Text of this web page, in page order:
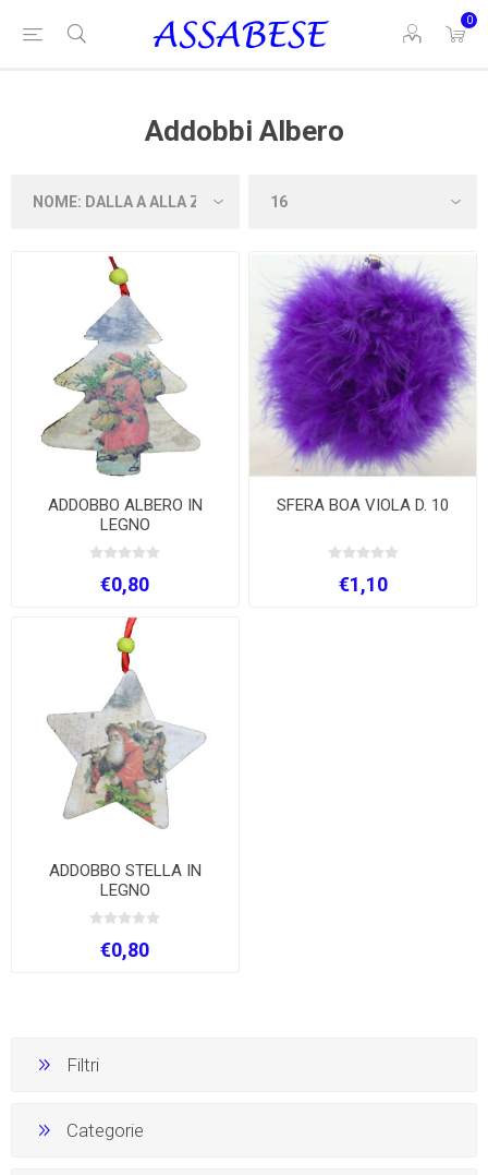
0
Addobbi Albero
ADDOBBO ALBERO IN
LEGNO
€0,80
SFERA BOA VIOLA D. 10
€1,10
ADDOBBO STELLA IN
LEGNO
€0,80
Filtri
Categorie